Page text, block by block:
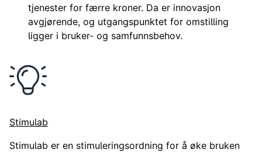
tjenester for færre kroner. Da er innovasjon
avgjørende, og utgangspunktet for omstilling
ligger i bruker- og samfunnsbehov.
Stimulab
Stimulab er en stimuleringsordning for å øke bruken